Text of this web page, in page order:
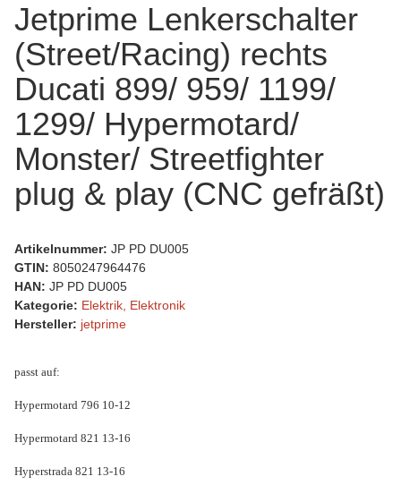
Jetprime Lenkerschalter
(Street/Racing) rechts
Ducati 899/ 959/ 1199/
1299/ Hypermotard/
Monster/ Streetfighter
plug & play (CNC gefräßt)
Artikelnummer: JP PD DU005
GTIN: 8050247964476
HAN: JP PD DU005
Kategorie: Elektrik, Elektronik
Hersteller: jetprime
passt auf:
Hypermotard 796 10-12
Hypermotard 821 13-16
Hyperstrada 821 13-16